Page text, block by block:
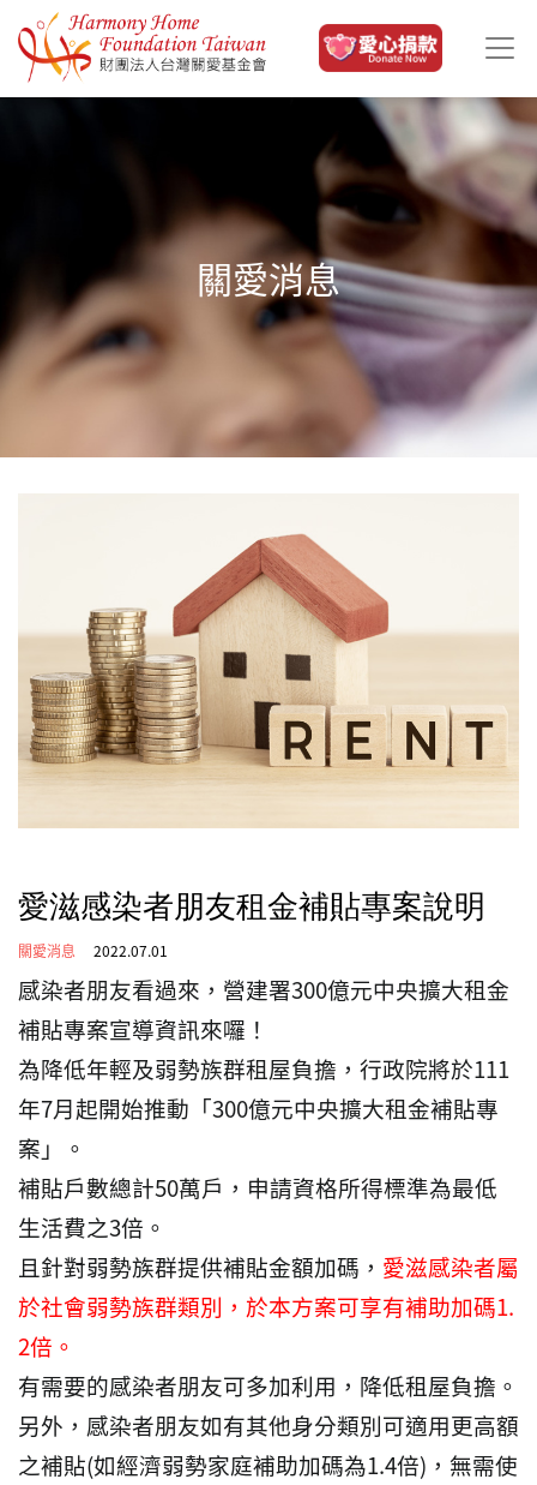
移至主內容
關愛消息
愛滋感染者朋友租金補貼專案說明
關愛消息 2022.07.01
感染者朋友看過來，營建署300億元中央擴大租金
補貼專案宣導資訊來囉！
為降低年輕及弱勢族群租屋負擔，行政院將於111
年7月起開始推動「300億元中央擴大租金補貼專
案」。
補貼戶數總計50萬戶，申請資格所得標準為最低
生活費之3倍。
且針對弱勢族群提供補貼金額加碼， 愛滋感染者屬
於社會弱勢族群類別，於本方案可享有補助加碼1.
2倍。
有需要的感染者朋友可多加利用，降低租屋負擔。
另外，感染者朋友如有其他身分類別可適用更高額
之補貼(如經濟弱勢家庭補助加碼為1.4倍)，無需使